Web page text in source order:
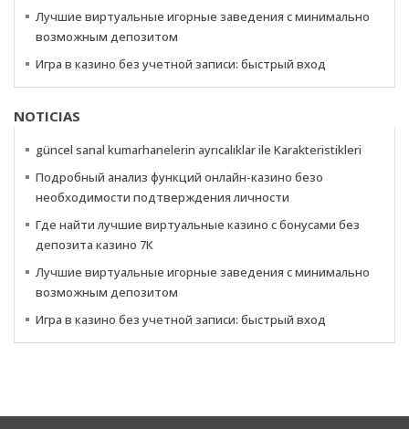
Лучшие виртуальные игорные заведения с минимально
возможным депозитом
Игра в казино без учетной записи: быстрый вход
NOTICIAS
güncel sanal kumarhanelerin ayrıcalıklar ile Karakteristikleri
Подробный анализ функций онлайн-казино безо
необходимости подтверждения личности
Где найти лучшие виртуальные казино с бонусами без
депозита казино 7К
Лучшие виртуальные игорные заведения с минимально
возможным депозитом
Игра в казино без учетной записи: быстрый вход